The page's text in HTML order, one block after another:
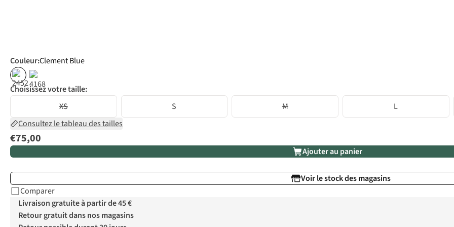
Couleur:Clement Blue
Choisissez votre taille:
XS
S M L
Consultez le tableau des tailles
€75,00
Ajouter au panier
Voir le stock des magasins
Comparer
Livraison gratuite à partir de 45 €
Retour gratuit dans nos magasins